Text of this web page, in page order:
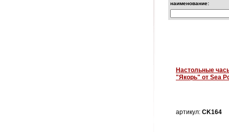
наименование:
Настольные
"Якорь" от Sea
артикул: CK164